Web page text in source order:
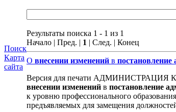
Поиск
Карта
сайта
Результаты поиска 1 - 1 из 1
Начало | Пред. | 1 | След. | Конец
О внесении изменений в постановление
Версия для печати
внесении изменений в постановление
к уровню профессионального
предъявляемых для замещения